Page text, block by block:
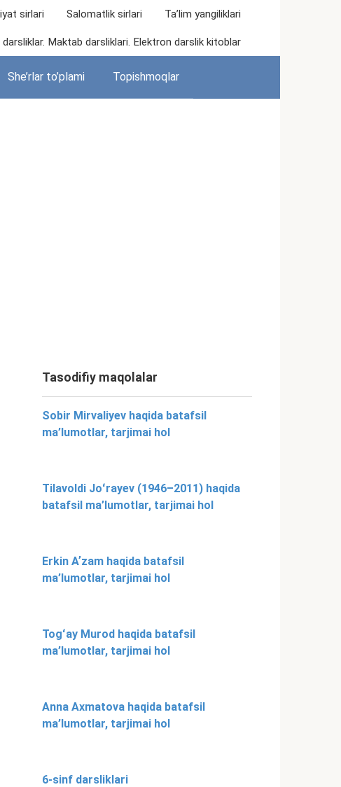
sirlari Salomatlik sirlari Ta’lim yangiliklari
Maktab darsliklari. Elektron darslik kitoblar
She’rlar to’plami Topishmoqlar
Tasodifiy maqolalar
Sobir Mirvaliyev haqida batafsil
ma’lumotlar, tarjimai hol
Tilavoldi Joʻrayev (1946–2011) haqida
batafsil ma’lumotlar, tarjimai hol
Erkin Aʼzam haqida batafsil
ma’lumotlar, tarjimai hol
Togʻay Murod haqida batafsil
ma’lumotlar, tarjimai hol
Anna Axmatova haqida batafsil
ma’lumotlar, tarjimai hol
6-sinf darsliklari